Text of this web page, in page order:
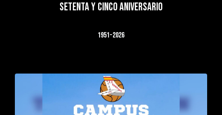
SETENTA Y CINCO ANIVERSARIO
1951-2026